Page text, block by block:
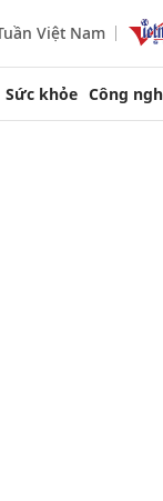
Việt Nam
Sức khỏe Công